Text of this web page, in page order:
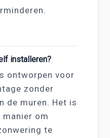
installeren?
ontworpen voor
zonder
de muren. Het is
manier om
te